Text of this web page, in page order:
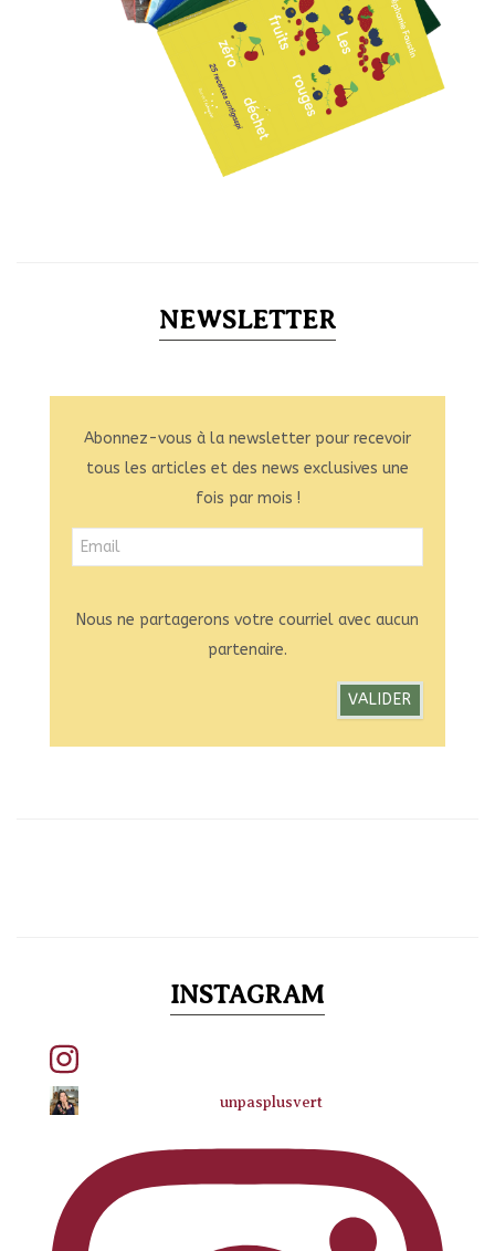
NEWSLETTER
Abonnez-vous à la newsletter pour recevoir
tous les articles et des news exclusives une
fois par mois !
Nous ne partagerons votre courriel avec aucun
partenaire.
INSTAGRAM
unpasplusvert